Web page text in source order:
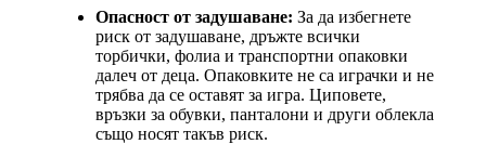
Опасност от задушаване: За да избегнете
риск от задушаване, дръжте всички
торбички, фолиа и транспортни опаковки
далеч от деца. Опаковките не са играчки и не
трябва да се оставят за игра. Циповете,
връзки за обувки, панталони и други облекла
също носят такъв риск.